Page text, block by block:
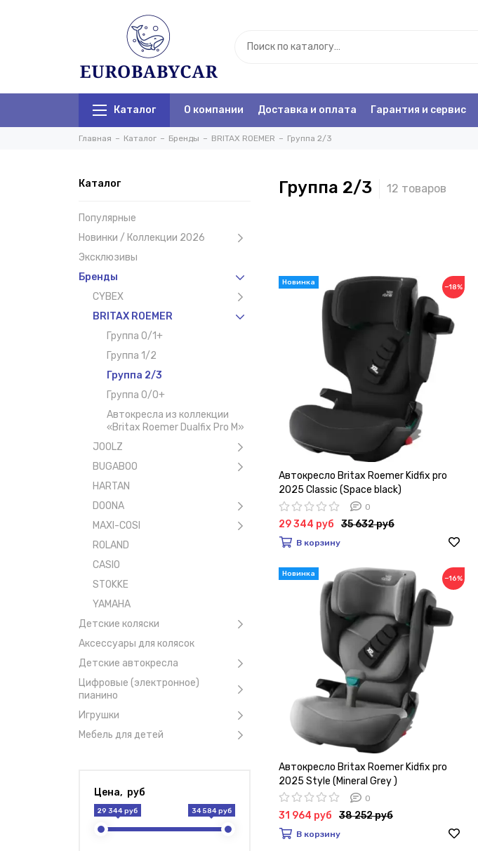
Каталог О компании Доставка и оплата Гарантия и сервис
Главная Каталог Бренды BRITAX ROEMER Группа 2/3
Каталог
Популярные
Новинки / Коллекции 2026
Эксклюзивы
Бренды
CYBEX
BRITAX ROEMER
Группа 0/1+
Группа 1/2
Группа 2/3
Группа 0/0+
Автокресла из коллекции
«Britax Roemer Dualfix Pro M»
JOOLZ
BUGABOO
HARTAN
DOONA
MAXI-COSI
ROLAND
CASIO
STOKKE
YAMAHA
Детские коляски
Аксессуары для колясок
Детские автокресла
Цифровые (электронное)
пианино
Игрушки
Мебель для детей
Цена, руб
29 344 руб 34 584 руб
Группа 2/3
−18%
Автокресло Britax Roemer Kidfix pro
2025 Classic (Space black)
0
29 344 руб 35 632 руб
В корзину
−16%
Автокресло Britax Roemer Kidfix pro
2025 Style (Mineral Grey )
0
31 964 руб 38 252 руб
В корзину